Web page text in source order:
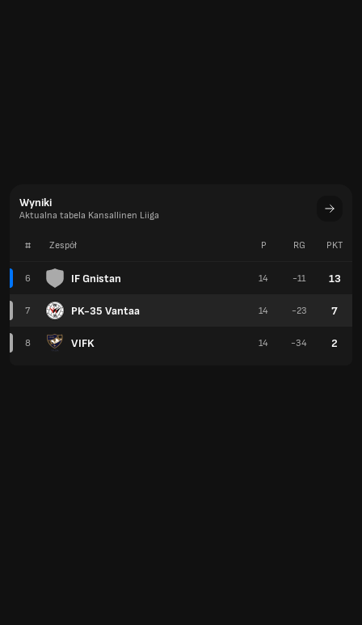
Wyniki
Aktualna tabela Kansallinen Liiga
# Zespół
6 IF Gnistan
7 PK-35 Vantaa
8 VIFK
P RG PKT
14 -11 13
14 -23 7
14 -34 2